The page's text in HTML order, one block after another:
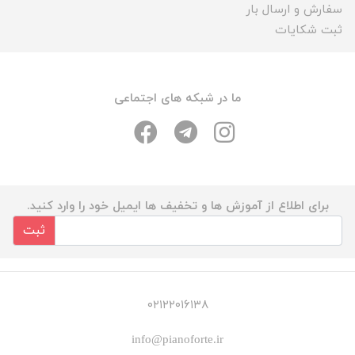
سفارش و ارسال بار
ثبت شکایات
ما در شبکه های اجتماعی
برای اطلاع از آموزش ها و تخفیف ها ایمیل خود را وارد کنید.
ثبت
۰۲۱۲۲۰۱۶۱۳۸
info@pianoforte.ir